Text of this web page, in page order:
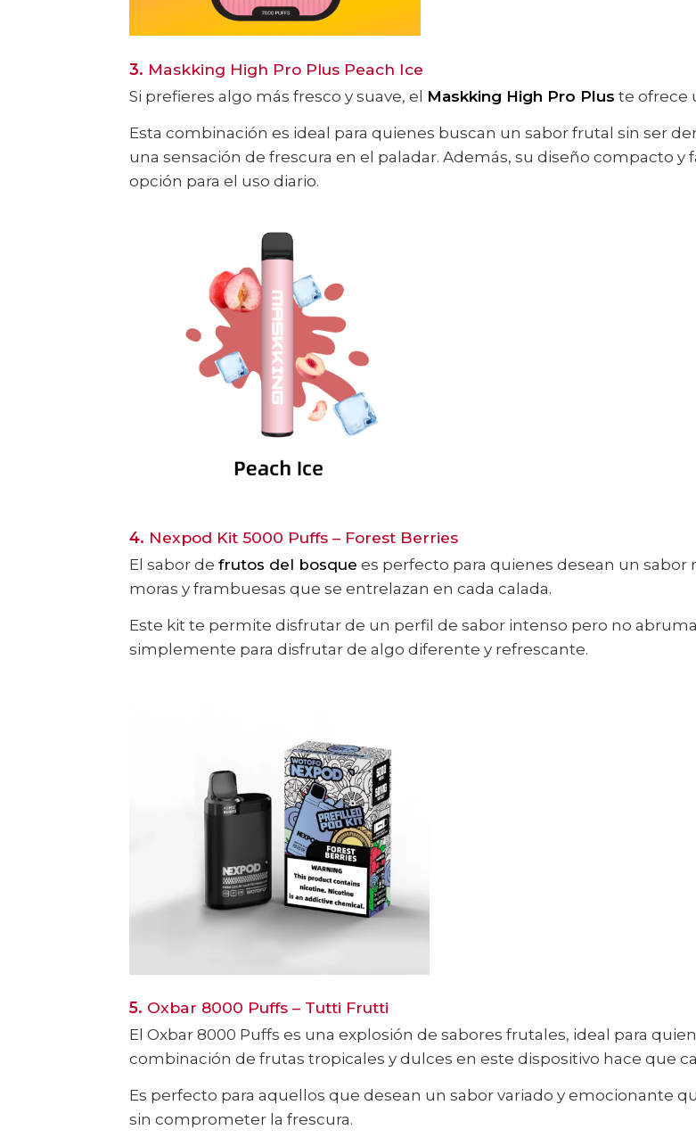
3. Maskking High Pro Plus Peach Ice
Si prefieres algo más fresco y suave, el Maskking High Pro Plus te ofrece
Esta combinación es ideal para quienes buscan un sabor frutal sin ser
una sensación de frescura en el paladar. Además, su diseño compacto
opción para el uso diario.
4. Nexpod Kit 5000 Puffs – Forest Berries
El sabor de frutos del bosque es perfecto para quienes desean un
moras y frambuesas que se entrelazan en cada calada.
Este kit te permite disfrutar de un perfil de sabor intenso pero no
simplemente para disfrutar de algo diferente y refrescante.
5. Oxbar 8000 Puffs – Tutti Frutti
El Oxbar 8000 Puffs es una explosión de sabores frutales, ideal para
combinación de frutas tropicales y dulces en este dispositivo hace que
Es perfecto para aquellos que desean un sabor variado y emocionante
sin comprometer la frescura.